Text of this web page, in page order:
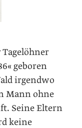
geboren
irgendwo
Mann ohne
Seine Eltern
keine